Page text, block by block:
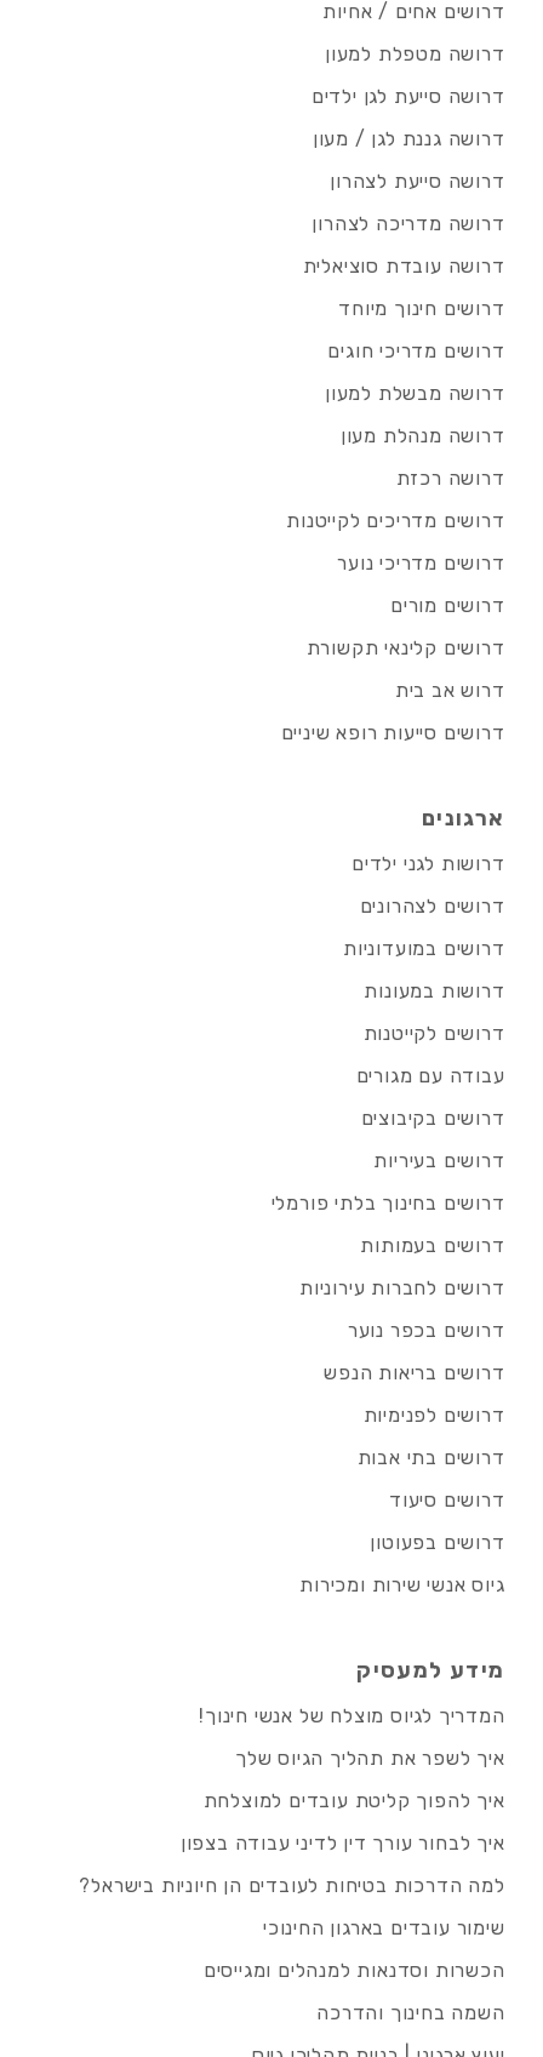
דרושים אחים / אחיות
דרושה מטפלת למעון
דרושה סייעת לגן ילדים
דרושה גננת לגן / מעון
דרושה סייעת לצהרון
דרושה מדריכה לצהרון
דרושה עובדת סוציאלית
דרושים חינוך מיוחד
דרושים מדריכי חוגים
דרושה מבשלת למעון
דרושה מנהלת מעון
דרושה רכזת
דרושים מדריכים לקייטנות
דרושים מדריכי נוער
דרושים מורים
דרושים קלינאי תקשורת
דרוש אב בית
דרושים סייעות רופא שיניים
ארגונים
דרושות לגני ילדים
דרושים לצהרונים
דרושים במועדוניות
דרושות במעונות
דרושים לקייטנות
עבודה עם מגורים
דרושים בקיבוצים
דרושים בעיריות
דרושים בחינוך בלתי פורמלי
דרושים בעמותות
דרושים לחברות עירוניות
דרושים בכפר נוער
דרושים בריאות הנפש
דרושים לפנימיות
דרושים בתי אבות
דרושים סיעוד
דרושים בפעוטון
גיוס אנשי שירות ומכירות
מידע למעסיק
המדריך לגיוס מוצלח של אנשי חינוך!
איך לשפר את תהליך הגיוס שלך
איך להפוך קליטת עובדים למוצלחת
איך לבחור עורך דין לדיני עבודה בצפון
למה הדרכות בטיחות לעובדים הן חיוניות בישראל?
שימור עובדים בארגון החינוכי
הכשרות וסדנאות למנהלים ומגייסים
השמה בחינוך והדרכה